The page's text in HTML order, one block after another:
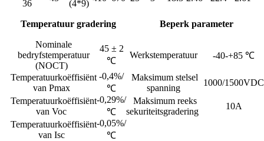
36
(4*9)
Temperatuur gradering Beperk parameter
Nominale
bedryfstemperatuur
(NOCT)
45 ± 2
℃
Werkstemperatuur -40-+85 ℃
Temperatuurkoëffisiënt
van Pmax
-0,4%/
℃
Maksimum stelsel
spanning
1000/
Temperatuurkoëffisiënt
van Voc
-0,29%/
℃
Maksimum reeks
sekuriteitsgradering
10A
Temperatuurkoëffisiënt
van Isc
-0,05%/
℃